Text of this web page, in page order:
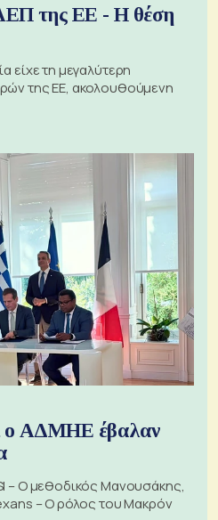
της ΕΕ - Η θέση
είχε τη μεγαλύτερη
της ΕΕ, ακολουθούμενη
ο ΑΔΜΗΕ έβαλαν
– Ο μεθοδικός Μανουσάκης,
– Ο ρόλος του Μακρόν